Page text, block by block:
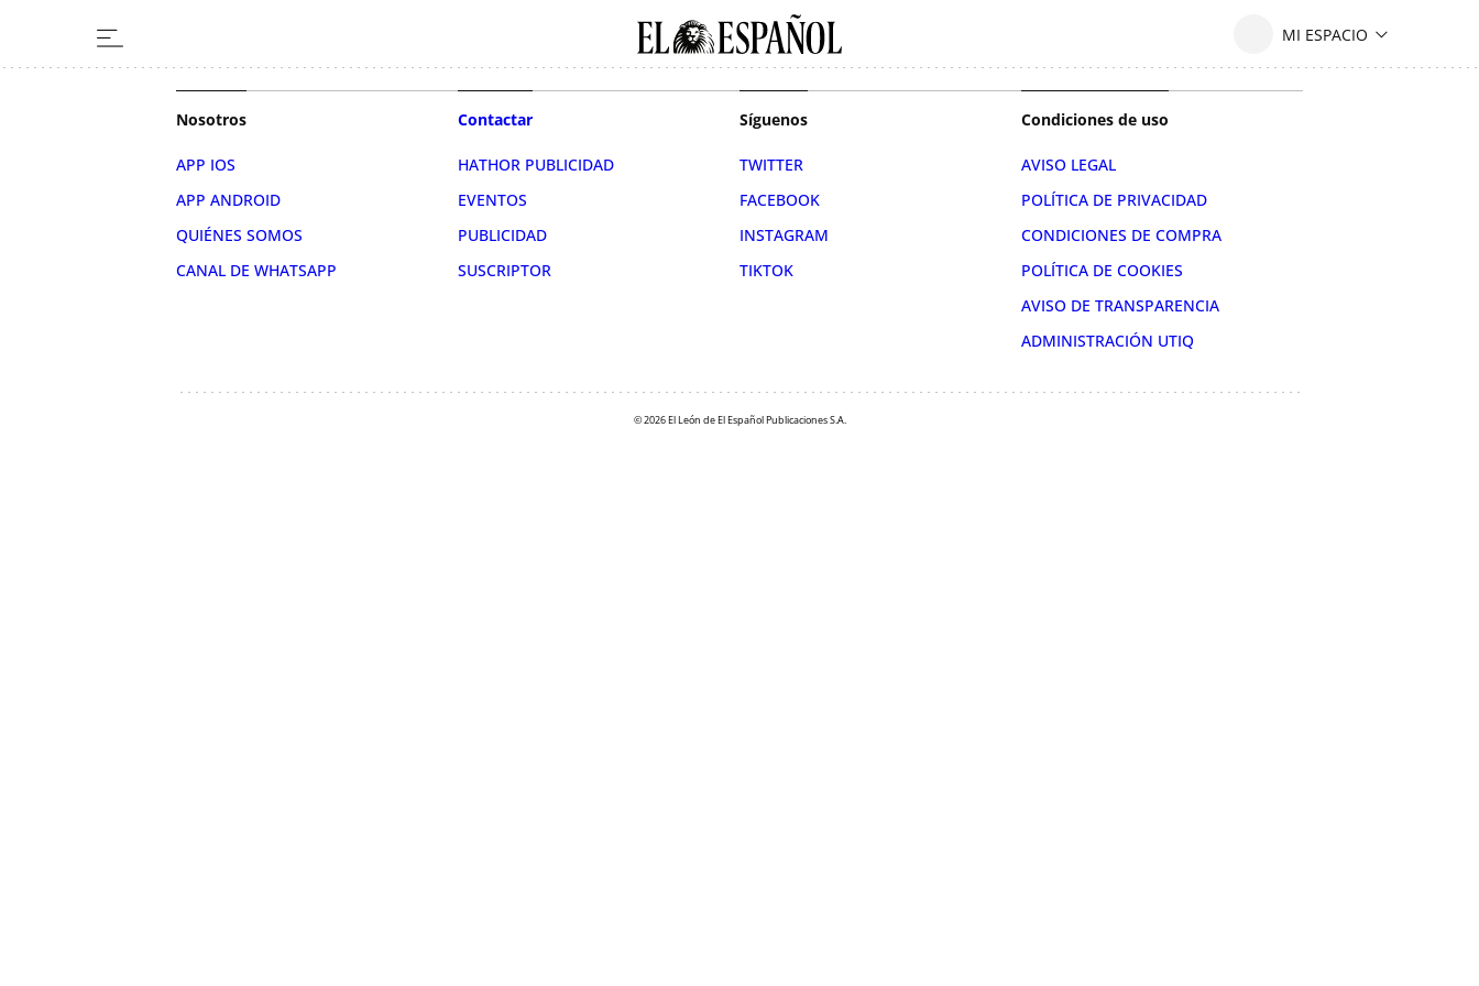
Nosotros
APP IOS
APP ANDROID
QUIÉNES SOMOS
CANAL DE WHATSAPP
Contactar
HATHOR PUBLICIDAD
EVENTOS
PUBLICIDAD
SUSCRIPTOR
Síguenos
TWITTER
FACEBOOK
INSTAGRAM
TIKTOK
Condiciones de uso
AVISO LEGAL
POLÍTICA DE PRIVACIDAD
CONDICIONES DE COMPRA
POLÍTICA DE COOKIES
AVISO DE TRANSPARENCIA
ADMINISTRACIÓN UTIQ
© 2026 El León de El Español Publicaciones S.A.